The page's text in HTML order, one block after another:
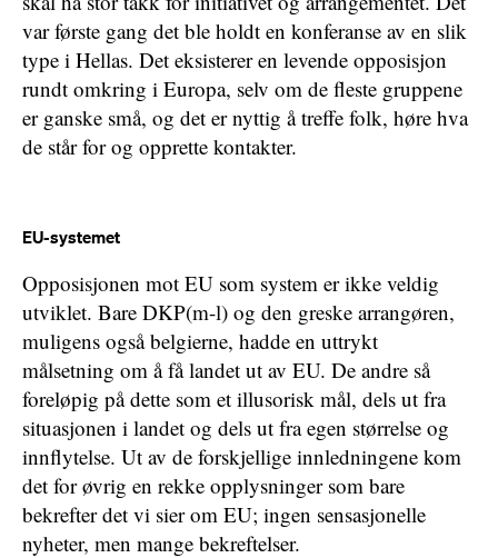
var første gang det ble holdt en konferanse av en slik
type i Hellas. Det eksisterer en levende opposisjon
rundt omkring i Europa, selv om de fleste gruppene
er ganske små, og det er nyttig å treffe folk, høre hva
de står for og opprette kontakter.
EU-systemet
Opposisjonen mot EU som system er ikke veldig
utviklet. Bare DKP(m-l) og den greske arrangøren,
muligens også belgierne, hadde en uttrykt
målsetning om å få landet ut av EU. De andre så
foreløpig på dette som et illusorisk mål, dels ut fra
situasjonen i landet og dels ut fra egen størrelse og
innflytelse. Ut av de forskjellige innledningene kom
det for øvrig en rekke opplysninger som bare
bekrefter det vi sier om EU; ingen sensasjonelle
nyheter, men mange bekreftelser.